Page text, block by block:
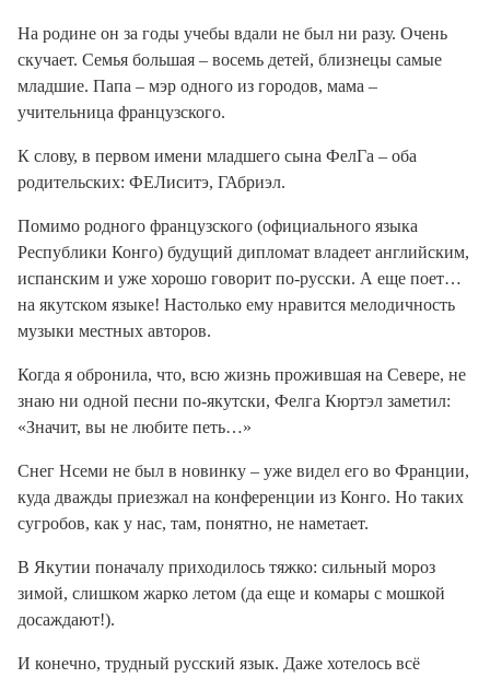
На родине он за годы учебы вдали не был ни разу. Очень
скучает. Семья большая – восемь детей, близнецы самые
младшие. Папа – мэр одного из городов, мама –
учительница французского.
К слову, в первом имени младшего сына ФелГа – оба
родительских: ФЕЛиситэ, ГАбриэл.
Помимо родного французского (официального языка
Республики Конго) будущий дипломат владеет английским,
испанским и уже хорошо говорит по-русски. А еще поет…
на якутском языке! Настолько ему нравится мелодичность
музыки местных авторов.
Когда я обронила, что, всю жизнь прожившая на Севере, не
знаю ни одной песни по-якутски, Фелга Кюртэл заметил:
«Значит, вы не любите петь…»
Снег Нсеми не был в новинку – уже видел его во Франции,
куда дважды приезжал на конференции из Конго. Но таких
сугробов, как у нас, там, понятно, не наметает.
В Якутии поначалу приходилось тяжко: сильный мороз
зимой, слишком жарко летом (да еще и комары с мошкой
досаждают!).
И конечно, трудный русский язык. Даже хотелось всё